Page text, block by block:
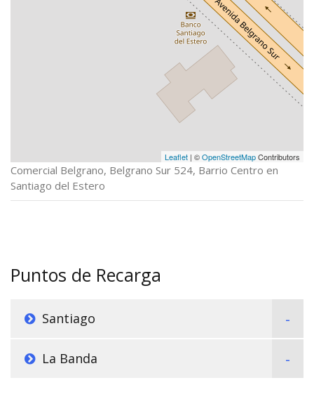
Leaflet | ©OpenStreetMapContributors
Comercial Belgrano, Belgrano Sur 524, Barrio Centro en
Santiago del Estero
Puntos de Recarga
Santiago
La Banda